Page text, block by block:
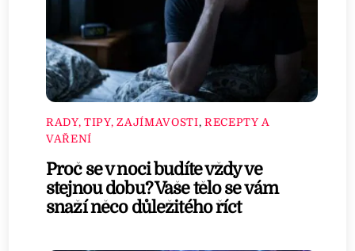
RADY, TIPY, ZAJÍMAVOSTI, RECEPTY A
VAŘENÍ
Proč se v noci budíte vždy ve
stejnou dobu? Vaše tělo se vám
snaží něco důležitého říct